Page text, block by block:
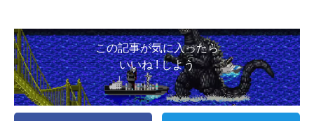
この記事が気に入ったら
いいね ! しよう